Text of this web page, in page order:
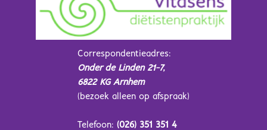
Correspondentieadres:
Onder de Linden 21-7,
6822 KG Arnhem
(bezoek alleen op afspraak)
Telefoon: (026) 351 351 4